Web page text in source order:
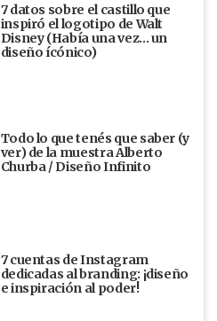
7 datos sobre el castillo que
inspiró el logotipo de Walt
Disney (Había una vez... un
diseño ícónico)
Todo lo que tenés que saber (y
ver) de la muestra Alberto
Churba / Diseño Infinito
7 cuentas de Instagram
dedicadas al branding: ¡diseño
e inspiración al poder!